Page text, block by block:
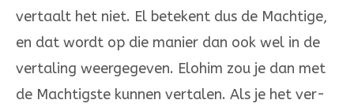
vertaalt het niet. El betekent dus de Machtige,
en dat wordt op die manier dan ook wel in de
vertaling weergegeven. Elohim zou je dan met
de Machtigste kunnen vertalen. Als je het ver­